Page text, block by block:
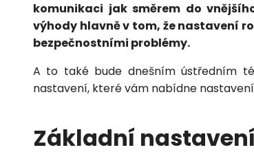
komunikaci jak směrem do
výhody hlavně v tom, že nastavení
bezpečnostními problémy.
A to také bude dnešním ústředním
nastavení, které vám nabídne
Základní
Vložením